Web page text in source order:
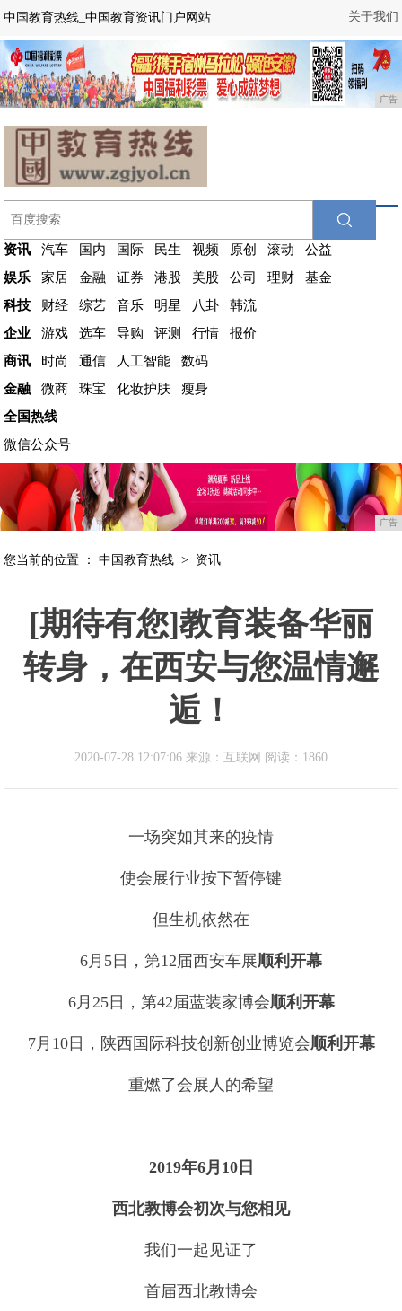
关于我们
中国教育热线_中国教育资讯门户网站
广告
资讯 汽车 国内 国际 民生 视频 原创 滚动
公益
娱乐
家居 金融 证券 港股 美股 公司 理财
基金
科技
财经 综艺 音乐 明星 八卦
韩流
企业
游戏 选车 导购 评测 行情
报价
商讯
时尚 通信 人工智能
数码
金融
微商 珠宝 化妆护肤
瘦身
全国热线
微信公众号
广告
您当前的位置 ：中国教育热线 > 资讯
[期待有您]教育装备华丽
转身，在西安与您温情邂
逅！
2020-07-28 12:07:06 来源：互联网 阅读：1860
一场突如其来的疫情
使会展行业按下暂停键
但生机依然在
6月5日，第12届西安车展顺利开幕
6月25日，第42届蓝装家博会顺利开幕
7月10日，陕西国际科技创新创业博览会顺利开幕
重燃了会展人的希望
2019年6月10日
西北教博会初次与您相见
我们一起见证了
首届西北教博会